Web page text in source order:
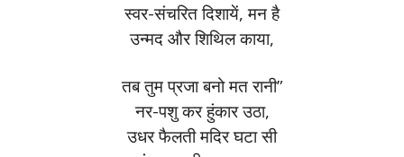
स्वर-संचरित दिशायें, मन है
उन्मद और शिथिल काया,
तब तुम प्रजा बनो मत रानी”
नर-पशु कर हुंकार उठा,
उधर फैलती मदिर घटा सी